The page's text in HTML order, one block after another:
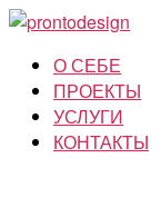
О СЕБЕ
ПРОЕКТЫ
УСЛУГИ
КОНТАКТЫ